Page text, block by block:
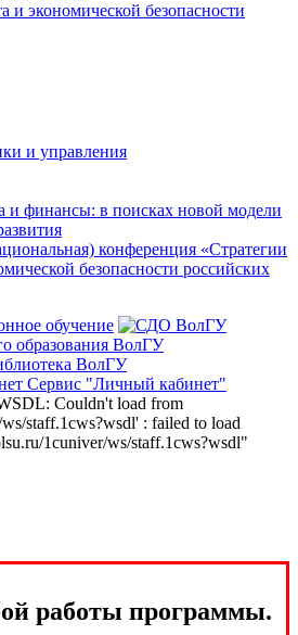
и экономической безопасности
и управления
финансы: в поисках новой модели
конференция «Стратегии
безопасности российских
обучение
образования ВолГУ
ВолГУ
Сервис "Личный кабинет"
Couldn't load from
staff.1cws?wsdl' : failed to load
1cuniver/ws/staff.1cws?wsdl"
работы программы.